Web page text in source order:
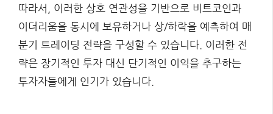
따라서, 이러한 상호 연관성을 기반으로 비트코인과
이더리움을 동시에 보유하거나 상/하락을 예측하여 매
분기 트레이딩 전략을 구성할 수 있습니다. 이러한 전
략은 장기적인 투자 대신 단기적인 이익을 추구하는
투자자들에게 인기가 있습니다.